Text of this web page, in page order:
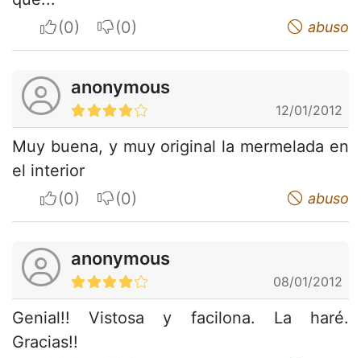
I apreciateI do not appreciate abuso
anonymous
12/01/2012
Muy buena, y muy original la mermelada en
el interior
I apreciateI do not appreciate abuso
anonymous
08/01/2012
Genial!! Vistosa y facilona. La haré.
Gracias!!